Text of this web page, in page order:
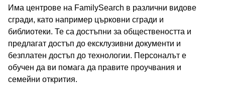
Има центрове на FamilySearch в различни видове
сгради, като например църковни сгради и
библиотеки. Те са достъпни за обществеността и
предлагат достъп до ексклузивни документи и
безплатен достъп до технологии. Персоналът е
обучен да ви помага да правите проучвания и
семейни открития.